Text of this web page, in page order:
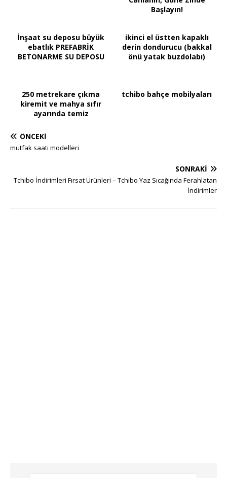
Başlayın!
İnşaat su deposu büyük
ebatlık PREFABRİK
BETONARME SU DEPOSU
ikinci el üstten kapaklı
derin dondurucu (bakkal
önü yatak buzdolabı)
250 metrekare çıkma
kiremit ve mahya sıfır
ayarında temiz
tchibo bahçe mobilyaları
ÖNCEKI
mutfak saati modelleri
SONRAKI
Tchibo İndirimleri Fırsat Ürünleri – Tchibo Yaz Sıcağında Ferahlatan
İndirimler